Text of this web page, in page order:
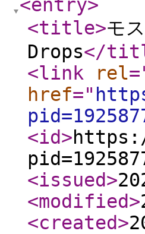
<entry>
<title>モ
Drops</
<link
rel
href="
<id>
<issued>
<modified>
<created>